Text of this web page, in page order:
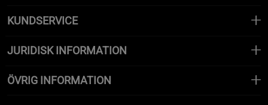
KUNDSERVICE
JURIDISK INFORMATION
ÖVRIG INFORMATION